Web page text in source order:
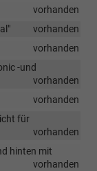
vorhanden
vorhanden
vorhanden
-und
vorhanden
vorhanden
für
vorhanden
hinten mit
vorhanden